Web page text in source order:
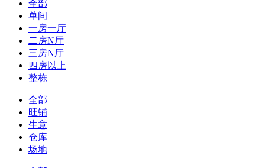
全部
单间
一房一厅
二房N厅
三房N厅
四房以上
整栋
全部
旺铺
生意
仓库
场地